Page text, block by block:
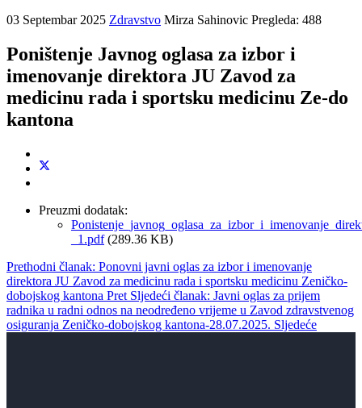
03 Septembar 2025 Zdravstvo Mirza Sahinovic Pregleda: 488
Poništenje Javnog oglasa za izbor i
imenovanje direktora JU Zavod za
medicinu rada i sportsku medicinu Ze-do
kantona
Preuzmi dodatak:
_1.pdf(289.36 KB)
Prethodni članak: Ponovni javni oglas za izbor i imenovanje
direktora JU Zavod za medicinu rada i sportsku medicinu Zeničko-
dobojskog kantona Pret Sljedeći članak: Javni oglas za prijem
radnika u radni odnos na neodređeno vrijeme u Zavod zdravstvenog
osiguranja Zeničko-dobojskog kantona-28.07.2025. Sljedeće